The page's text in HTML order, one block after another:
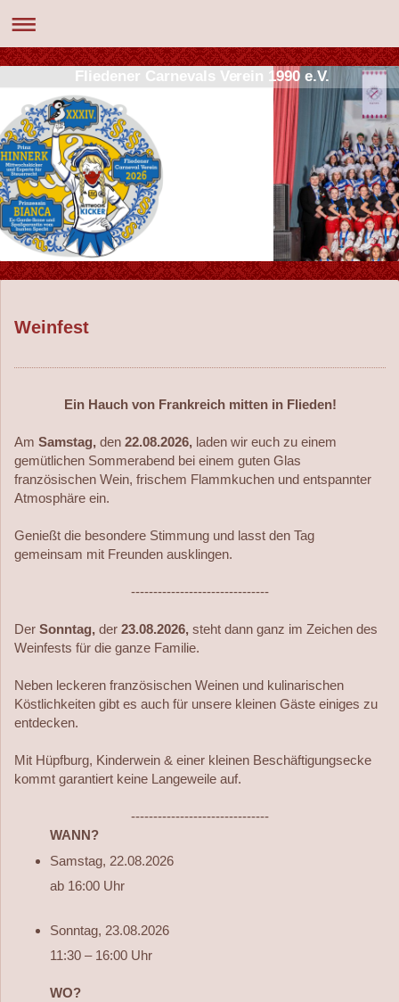
Fliedener Carnevals Verein 1990 e.V.
Weinfest
Ein Hauch von Frankreich mitten in Flieden!
Am Samstag, den 22.08.2026, laden wir euch zu einem
gemütlichen Sommerabend bei einem guten Glas
französischen Wein, frischem Flammkuchen und entspannter
Atmosphäre ein.
Genießt die besondere Stimmung und lasst den Tag
gemeinsam mit Freunden ausklingen.
-------------------------------
Der Sonntag, der 23.08.2026, steht dann ganz im Zeichen des
Weinfests für die ganze Familie.
Neben leckeren französischen Weinen und kulinarischen
Köstlichkeiten gibt es auch für unsere kleinen Gäste einiges zu
entdecken.
Mit Hüpfburg, Kinderwein & einer kleinen Beschäftigungsecke
kommt garantiert keine Langeweile auf.
-------------------------------
WANN?
Samstag, 22.08.2026
ab 16:00 Uhr
Sonntag, 23.08.2026
11:30 – 16:00 Uhr
WO?